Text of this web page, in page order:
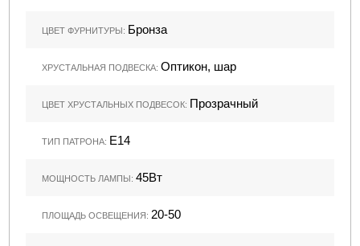
ЦВЕТ ФУРНИТУРЫ: Бронза
ХРУСТАЛЬНАЯ ПОДВЕСКА:Оптикон, шар
ЦВЕТ ХРУСТАЛЬНЫХ ПОДВЕСОК: Прозрачный
ТИП ПАТРОНА: Е14
МОЩНОСТЬ ЛАМПЫ:45Вт
ПЛОЩАДЬ ОСВЕЩЕНИЯ: 20-50